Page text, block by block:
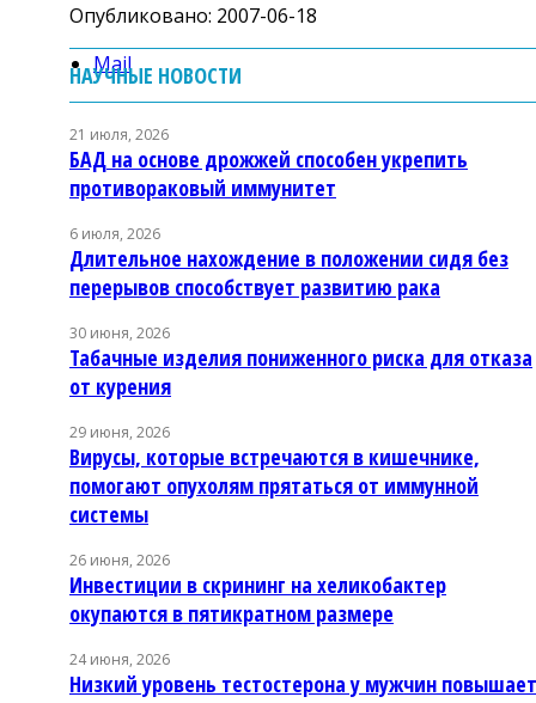
Mail
Опубликовано: 2007-06-18
НАУЧНЫЕ НОВОСТИ
21 июля, 2026
БАД на основе дрожжей способен укрепить
противораковый иммунитет
6 июля, 2026
Длительное нахождение в положении сидя без
перерывов способствует развитию рака
30 июня, 2026
Табачные изделия пониженного риска для отказа
от курения
29 июня, 2026
Вирусы, которые встречаются в кишечнике,
помогают опухолям прятаться от иммунной
системы
26 июня, 2026
Инвестиции в скрининг на хеликобактер
окупаются в пятикратном размере
24 июня, 2026
Низкий уровень тестостерона у мужчин повышает